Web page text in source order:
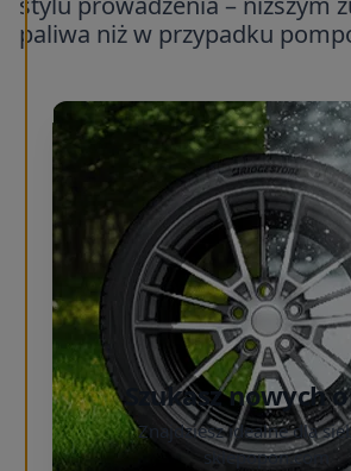
paliwa niż w przypadku
Szukasz nowych
Znajdziesz idealne dla
sklepopon.com